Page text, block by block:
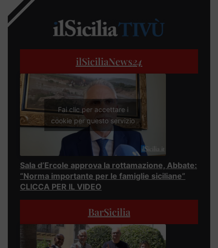
ilSiciliaNews24
Fai clic per accettare i
cookie per questo servizio
Sala d’Ercole approva la rottamazione, Abbate:
“Norma importante per le famiglie siciliane”
CLICCA PER IL VIDEO
BarSicilia